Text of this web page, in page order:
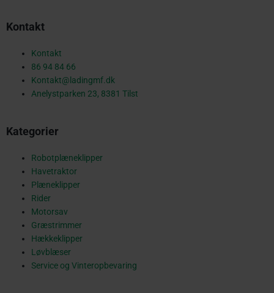
b
k
Kontakt
Kontakt
86 94 84 66
Kontakt@ladingmf.dk
Anelystparken 23, 8381 Tilst
Kategorier
Robotplæneklipper
Havetraktor
Plæneklipper
Rider
Motorsav
Græstrimmer
Hækkeklipper
Løvblæser
Service og Vinteropbevaring